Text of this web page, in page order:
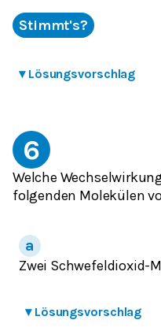
Stimmt's?
▾ Lösungsvorschlag
6
Welche
folgenden Molekülen
Zwei Schwefeldioxid-
▾ Lösungsvorschlag